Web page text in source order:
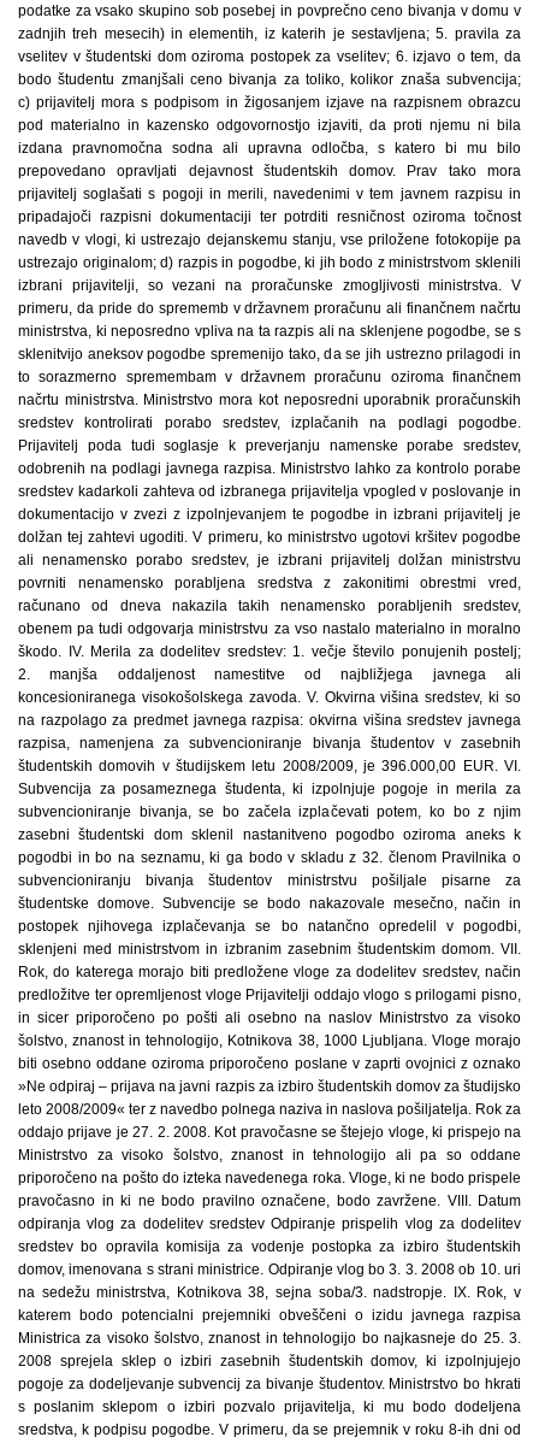
podatke za vsako skupino sob posebej in povprečno ceno bivanja v domu v
zadnjih treh mesecih) in elementih, iz katerih je sestavljena; 5. pravila za
vselitev v študentski dom oziroma postopek za vselitev; 6. izjavo o tem, da
bodo študentu zmanjšali ceno bivanja za toliko, kolikor znaša subvencija;
c) prijavitelj mora s podpisom in žigosanjem izjave na razpisnem obrazcu
pod materialno in kazensko odgovornostjo izjaviti, da proti njemu ni bila
izdana pravnomočna sodna ali upravna odločba, s katero bi mu bilo
prepovedano opravljati dejavnost študentskih domov. Prav tako mora
prijavitelj soglašati s pogoji in merili, navedenimi v tem javnem razpisu in
pripadajoči razpisni dokumentaciji ter potrditi resničnost oziroma točnost
navedb v vlogi, ki ustrezajo dejanskemu stanju, vse priložene fotokopije pa
ustrezajo originalom; d) razpis in pogodbe, ki jih bodo z ministrstvom sklenili
izbrani prijavitelji, so vezani na proračunske zmogljivosti ministrstva. V
primeru, da pride do sprememb v državnem proračunu ali finančnem načrtu
ministrstva, ki neposredno vpliva na ta razpis ali na sklenjene pogodbe, se s
sklenitvijo aneksov pogodbe spremenijo tako, da se jih ustrezno prilagodi in
to sorazmerno spremembam v državnem proračunu oziroma finančnem
načrtu ministrstva. Ministrstvo mora kot neposredni uporabnik proračunskih
sredstev kontrolirati porabo sredstev, izplačanih na podlagi pogodbe.
Prijavitelj poda tudi soglasje k preverjanju namenske porabe sredstev,
odobrenih na podlagi javnega razpisa. Ministrstvo lahko za kontrolo porabe
sredstev kadarkoli zahteva od izbranega prijavitelja vpogled v poslovanje in
dokumentacijo v zvezi z izpolnjevanjem te pogodbe in izbrani prijavitelj je
dolžan tej zahtevi ugoditi. V primeru, ko ministrstvo ugotovi kršitev pogodbe
ali nenamensko porabo sredstev, je izbrani prijavitelj dolžan ministrstvu
povrniti nenamensko porabljena sredstva z zakonitimi obrestmi vred,
računano od dneva nakazila takih nenamensko porabljenih sredstev,
obenem pa tudi odgovarja ministrstvu za vso nastalo materialno in moralno
škodo. IV. Merila za dodelitev sredstev: 1. večje število ponujenih postelj;
2. manjša oddaljenost namestitve od najbližjega javnega ali
koncesioniranega visokošolskega zavoda. V. Okvirna višina sredstev, ki so
na razpolago za predmet javnega razpisa: okvirna višina sredstev javnega
razpisa, namenjena za subvencioniranje bivanja študentov v zasebnih
študentskih domovih v študijskem letu 2008/2009, je 396.000,00 EUR. VI.
Subvencija za posameznega študenta, ki izpolnjuje pogoje in merila za
subvencioniranje bivanja, se bo začela izplačevati potem, ko bo z njim
zasebni študentski dom sklenil nastanitveno pogodbo oziroma aneks k
pogodbi in bo na seznamu, ki ga bodo v skladu z 32. členom Pravilnika o
subvencioniranju bivanja študentov ministrstvu pošiljale pisarne za
študentske domove. Subvencije se bodo nakazovale mesečno, način in
postopek njihovega izplačevanja se bo natančno opredelil v pogodbi,
sklenjeni med ministrstvom in izbranim zasebnim študentskim domom. VII.
Rok, do katerega morajo biti predložene vloge za dodelitev sredstev, način
predložitve ter opremljenost vloge Prijavitelji oddajo vlogo s prilogami pisno,
in sicer priporočeno po pošti ali osebno na naslov Ministrstvo za visoko
šolstvo, znanost in tehnologijo, Kotnikova 38, 1000 Ljubljana. Vloge morajo
biti osebno oddane oziroma priporočeno poslane v zaprti ovojnici z oznako
»Ne odpiraj – prijava na javni razpis za izbiro študentskih domov za študijsko
leto 2008/2009« ter z navedbo polnega naziva in naslova pošiljatelja. Rok za
oddajo prijave je 27. 2. 2008. Kot pravočasne se štejejo vloge, ki prispejo na
Ministrstvo za visoko šolstvo, znanost in tehnologijo ali pa so oddane
priporočeno na pošto do izteka navedenega roka. Vloge, ki ne bodo prispele
pravočasno in ki ne bodo pravilno označene, bodo zavržene. VIII. Datum
odpiranja vlog za dodelitev sredstev Odpiranje prispelih vlog za dodelitev
sredstev bo opravila komisija za vodenje postopka za izbiro študentskih
domov, imenovana s strani ministrice. Odpiranje vlog bo 3. 3. 2008 ob 10. uri
na sedežu ministrstva, Kotnikova 38, sejna soba/3. nadstropje. IX. Rok, v
katerem bodo potencialni prejemniki obveščeni o izidu javnega razpisa
Ministrica za visoko šolstvo, znanost in tehnologijo bo najkasneje do 25. 3.
2008 sprejela sklep o izbiri zasebnih študentskih domov, ki izpolnjujejo
pogoje za dodeljevanje subvencij za bivanje študentov. Ministrstvo bo hkrati
s poslanim sklepom o izbiri pozvalo prijavitelja, ki mu bodo dodeljena
sredstva, k podpisu pogodbe. V primeru, da se prejemnik v roku 8-ih dni od